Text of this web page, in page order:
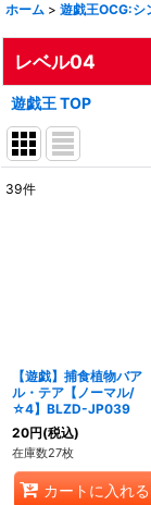
ホーム > 遊戯王OCG:シ
レベル04
遊戯王 TOP
39件
【遊戯】捕食植物バア
ル・テア【ノーマル/
☆4】BLZD-JP039
20円(税込)
在庫数27枚
カートに入れる